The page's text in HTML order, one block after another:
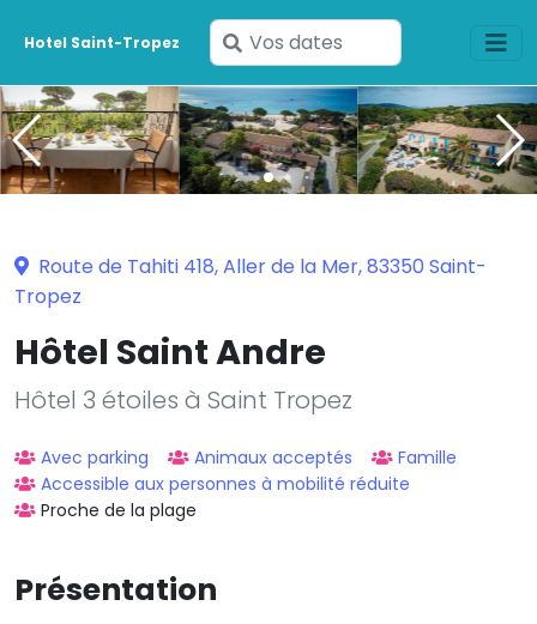
Hotel Saint-Tropez
Saisissez
vos
dates
Route de Tahiti 418, Aller de la Mer, 83350 Saint-
Tropez
Hôtel Saint Andre
Hôtel 3 étoiles à Saint Tropez
Avec parking Animaux acceptés
Famille
Accessible aux personnes à mobilité réduite
Proche de la plage
Présentation